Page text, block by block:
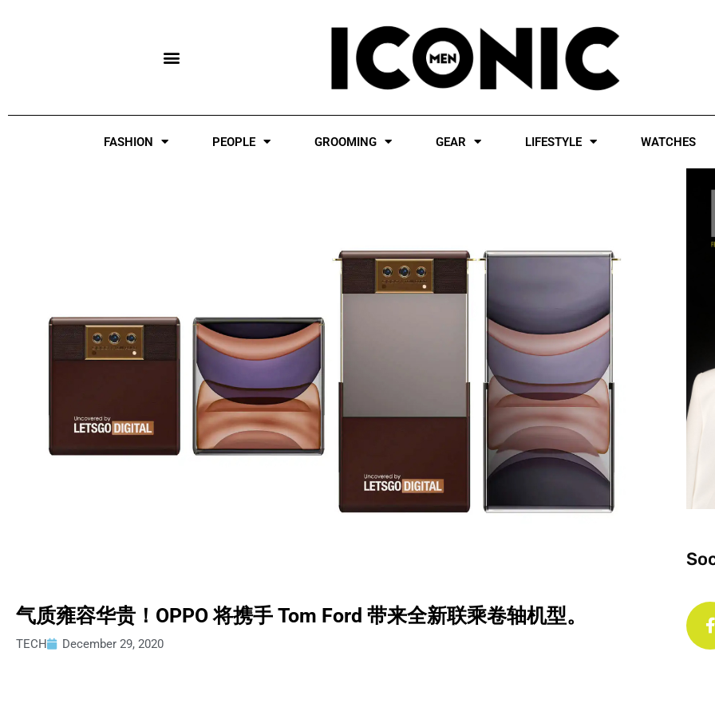
FASHION PEOPLE GROOMING GEAR LIFESTYLE WATCHES
气质雍容华贵！OPPO 将携手 Tom Ford 带来全新联乘卷轴机型。
TECH December 29, 2020
c